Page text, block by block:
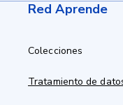
Red Aprende
Colecciones
Tratamiento de